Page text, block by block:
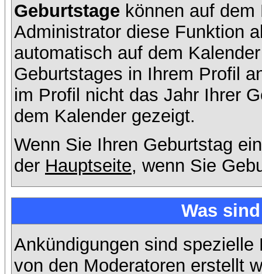
Geburtstage können auf
Administrator diese Funktion
automatisch auf dem
Geburtstages in Ihrem Profil
im Profil nicht das Jahr Ihrer
dem Kalender gezeigt.
Wenn Sie Ihren Geburtstag
der Hauptseite, wenn Sie
Was
Ankündigungen sind
von den Moderatoren erstellt